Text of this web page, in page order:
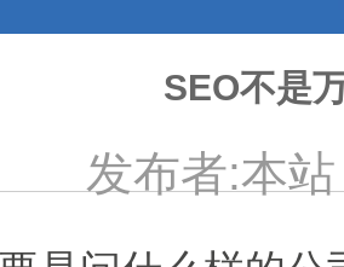
SEO不是
发布者:本